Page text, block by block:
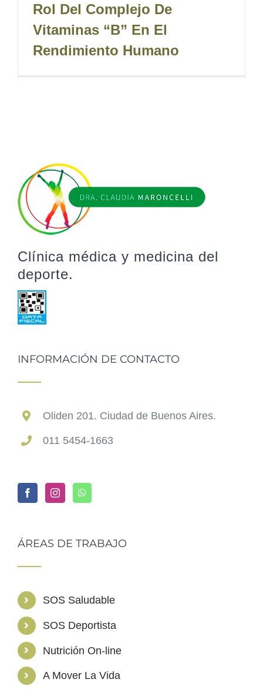
Rol Del Complejo De
Vitaminas “B” En El
Rendimiento Humano
Clínica médica y medicina del
deporte.
INFORMACIÓN DE CONTACTO
Oliden 201. Ciudad de Buenos Aires.
011 5454-1663
ÁREAS DE TRABAJO
SOS Saludable
SOS Deportista
Nutrición On-line
A Mover La Vida